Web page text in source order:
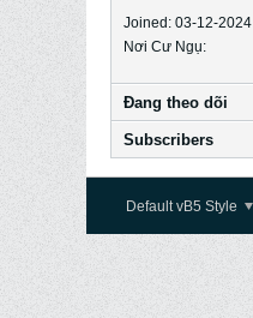
Joined: 03-12-2024
Nơi Cư Ngụ:
Ðang theo dõi
Subscribers
Default vB5 Style